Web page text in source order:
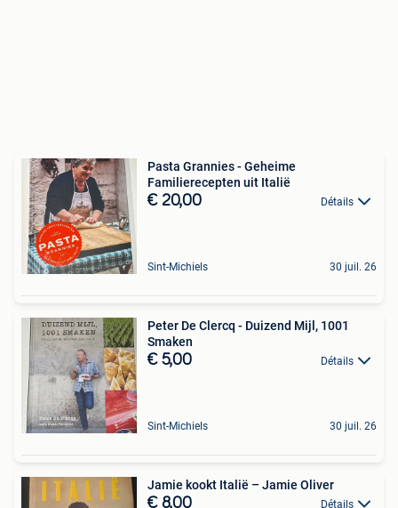
Pasta Grannies - Geheime
Familierecepten uit Italië
€ 20,00 Détails
Sint-Michiels 30 juil. 26
Peter De Clercq - Duizend Mijl, 1001
Smaken
€ 5,00 Détails
Sint-Michiels 30 juil. 26
Jamie kookt Italië – Jamie Oliver
€ 8,00 Détails